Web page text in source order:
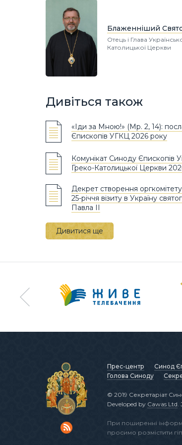
Блаженніший
Отець і Глава
Католицької Церкви
Дивіться також
«Іди за Мною!» (Мр. 2, 14):
Єпископів УГКЦ 2026 року
Комунікат Синоду Єпископів
Греко-Католицької Церкви
Декрет створення
25-річчя візиту в Україну
Павла ІІ
Дивитися ще
Прес-центр Синод
Голова Синоду
© 2019 Секретаріат
Developed by Cawas Ltd.
При поширенні
просимо розмістити